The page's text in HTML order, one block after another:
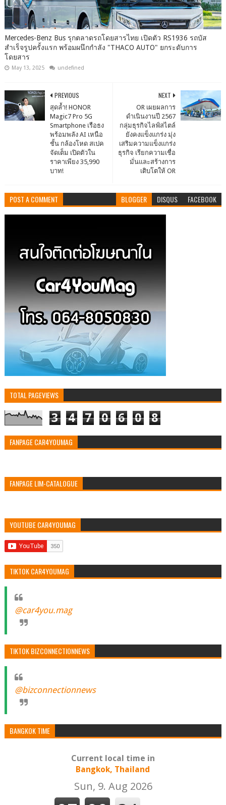
Mercedes-Benz Bus รุกตลาดรถโดยสารไทย เปิดตัว RS1936 รถบัส
สำเร็จรูปครั้งแรก พร้อมผนึกกำลัง "THACO AUTO" ยกระดับการ
โดยสาร
May 13, 2025 undefined
NEXT
OR เผยผลการ
ดำเนินงานปี 2567
กลุ่มธุรกิจไลฟ์สไตล์
ยังคงแข็งแกร่ง มุ่ง
เสริมความแข็งแกร่ง
ธุรกิจ เรียกความเชื่อ
มั่นและสร้างการ
เติบโตให้ OR
PREVIOUS
สุดล้ำ! HONOR
Magic7 Pro 5G
Smartphone เรือธง
พร้อมพลัง AI เหนือ
ชั้น กล้องโหด สเปค
จัดเต็ม เปิดตัวใน
ราคาเพียง 35,990
บาท!
POST A COMMENT BLOGGER DISQUS FACEBOOK
TOTAL PAGEVIEWS
3 4 7 0 6 0 8
FANPAGE CAR4YOUMAG
FANPAGE LIM-CATALOGUE
YOUTUBE CAR4YOUMAG
TIKTOK CAR4YOUMAG
@car4you.mag
TIKTOK BIZCONNECTIONNEWS
@bizconnectionnews
BANGKOK TIME
Current local time in
Bangkok, Thailand